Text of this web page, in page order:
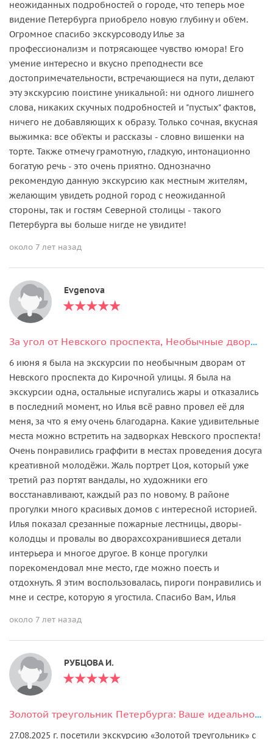
неожиданных подробностей о городе, что теперь мое
видение Петербурга приобрело новую глубину и об'ем.
Огромное спасибо экскурсоводу Илье за
профессионализм и потрясающее чувство юмора! Его
умение интересно и вкусно преподнести все
достопримечательности, встречающиеся на пути, делают
эту экскурсию поистине уникальной: ни одного лишнего
слова, никаких скучных подробностей и "пустых" фактов,
ничего не добавляющих к образу. Только сочная, вкусная
выжимка: все об'екты и рассказы - словно вишенки на
торте. Также отмечу грамотную, гладкую, интонационно
богатую речь - это очень приятно. Однозначно
рекомендую данную экскурсию как местным жителям,
желающим увидеть родной город с неожиданной
стороны, так и гостям Северной столицы - такого
Петербурга вы больше нигде не увидите!
около 7 лет назад
Evgenova
За угол от Невского проспекта, Необычные дворы Санкт-Петербурга
6 июня я была на экскурсии по необычным дворам от
Невского проспекта до Кирочной улицы. Я была на
экскурсии одна, остальные испугались жары и отказались
в последний момент, но Илья всё равно провел её для
меня, за что я ему очень благодарна. Какие удивительные
места можно встретить на задворках Невского проспекта!
Очень понравились граффити в местах проведения досуга
креативной молодёжи. Жаль портрет Цоя, который уже
третий раз портят вандалы, но художники его
восстанавливают, каждый раз по новому. В районе
прогулки много красивых домов с интересной историей.
Илья показал срезанные пожарные лестницы, дворы-
колодцы и провалы во дворахсохранившиеся детали
интерьера и многое другое. В конце прогулки
порекомендовал мне место, где можно поесть и
отдохнуть. Я этим воспользовалась, пироги понравились и
мне и сестре, которую я угостила. Спасибо Вам, Илья
около 7 лет назад
РУБЦОВА И.
Золотой треугольник Петербурга: Ваше идеальное знакомство с городом
27.08.2025 г. посетили экскурсию «Золотой треугольник» с